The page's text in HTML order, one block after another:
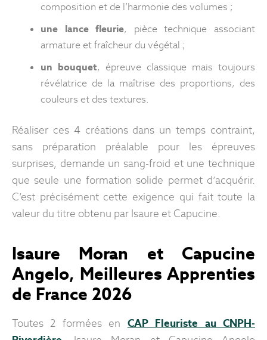
composition et de l’harmonie des volumes ;
une lance fleurie, pièce technique associant
armature et fraîcheur du végétal ;
un bouquet, épreuve classique mais toujours
révélatrice de la maîtrise des proportions, des
couleurs et des textures.
Réaliser ces 4 créations dans un temps contraint,
sans préparation préalable pour les épreuves
surprises, demande un sang-froid et une technique
que seule une formation solide permet d’acquérir.
C’est précisément cette exigence qui fait toute la
valeur du titre obtenu par Isaure et Capucine.
Isaure Moran et Capucine
Angelo, Meilleures Apprenties
de France 2026
Toutes 2 formées en CAP Fleuriste au CNPH-